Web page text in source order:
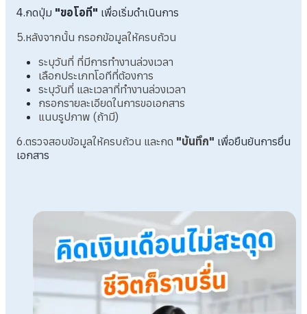
4.กดปุ่ม "ขอโอที" เพื่อเริ่มดำเนินการ
5.หลังจากนั้น กรอกข้อมูลให้ครบถ้วน
ระบุวันที่ ที่มีการทำงานล่วงเวลา
เลือกประเภทโอทีที่ต้องการ
ระบุวันที่ และเวลาที่ทำงานล่วงเวลา
กรอกรายละเอียดในการขอเอกสาร
แนบรูปภาพ (ถ้ามี)
6.ตรวจสอบข้อมูลให้ครบถ้วน และกด "บันทึก" เพื่อยืนยันการยื่น
เอกสาร